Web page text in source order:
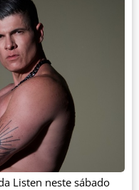
Listen neste sábado